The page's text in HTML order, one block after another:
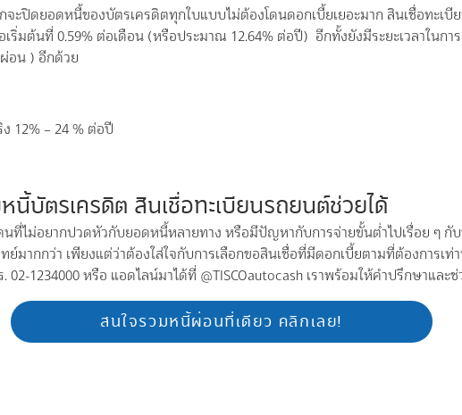
ะปิดยอดหนี้ของบัตรเครดิตทุกใบแบบไม่ต้องโดนดอกเบี้ยเยอะมาก สินเชื่อทะเ
เริ่มต้นที่ 0.59% ต่อเดือน (หรือประมาณ 12.64% ต่อปี) อีกทั้งยังมีระยะเวลาในก
ผ่อน ) อีกด้วย
12% – 24 % ต่อปี
บัตรเครดิต สินเชื่อทะเบียนรถยนต์ช่วยได้
ที่ไม่อยากปวดหัวกับยอดหนี้หลายทาง หรือมีปัญหากับการจ่ายขั้นต่ำไปเรื่อย ๆ
มากกว่า เพียงแต่ว่าต้องใส่ใจกับการเลือกขอสินเชื่อที่มีดอกเบี้ยตามที่ต้องการ
1234000 หรือ แอดไลน์มาได้ที่ @TISCOautocash เราพร้อมให้คำปรึกษาและ
สนใจรวมหนี้ผ่อนที่เดียว คลิกเลย!